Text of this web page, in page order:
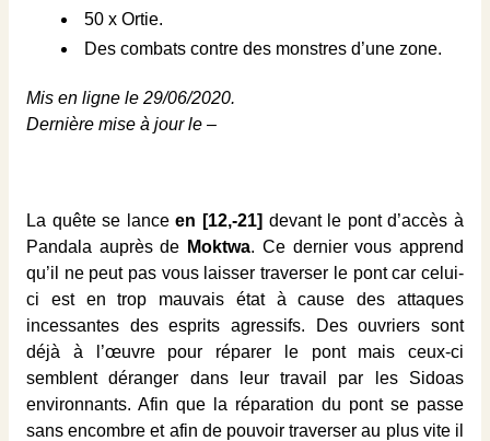
50 x Ortie.
Des combats contre des monstres d’une zone.
Mis en ligne le 29/06/2020.
Dernière mise à jour le –
La quête se lanceen [12,-21] devant le pont d’accès à
Pandala auprès de Moktwa. Ce dernier vous apprend
qu’il ne peut pas vous laisser traverser le pont car celui-
ci est en trop mauvais état à cause des attaques
incessantes des esprits agressifs. Des ouvriers sont
déjà à l’œuvre pour réparer le pont mais ceux-ci
semblent déranger dans leur travail par les Sidoas
environnants. Afin que la réparation du pont se passe
sans encombre et afin de pouvoir traverser au plus vite il